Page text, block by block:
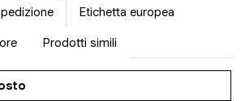
Etichetta europea
Prodotti simili